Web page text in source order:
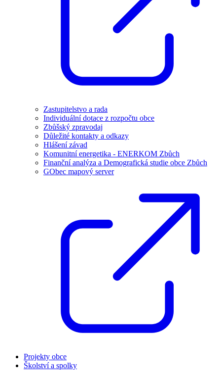
Zastupitelstvo a rada
Individuální dotace z rozpočtu obce
Zbůšský zpravodaj
Důležité kontakty a odkazy
Hlášení závad
Komunitní energetika - ENERKOM Zbůch
Finanční analýza a Demografická studie obce Zbůch
GObec mapový server
Projekty obce
Školství a spolky